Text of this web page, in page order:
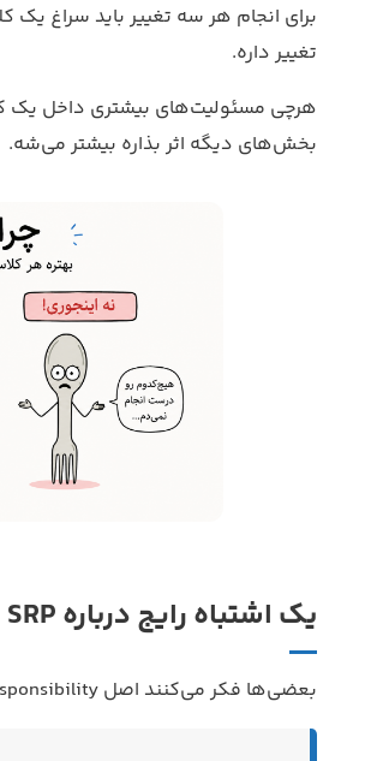
برای انجام هر سه تغییر باید سراغ
تغییر داره.
هرچی مسئولیت‌های بیشتری داخل یک
بخش‌های دیگه اثر بذاره بیشتر می‌شه.
یک اشتباه رایج درباره SRP
بعضی‌ها فکر می‌کنند اصل Single Responsibility می‌گه: